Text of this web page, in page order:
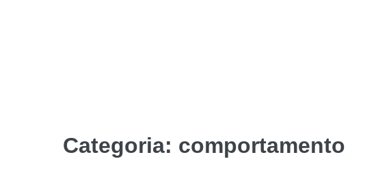
Categoria: comportamento